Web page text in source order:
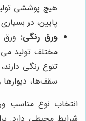
هیچ پوششی
پایین، در
ورق رنگی:
مختلف تولید
تنوع رنگی
سقف‌ها،
انتخاب نوع مناسب